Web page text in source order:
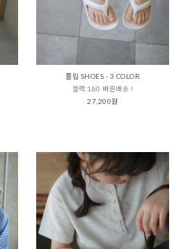
플립 SHOES - 3 COLOR
블랙 180 빠른배송 !
27,200원